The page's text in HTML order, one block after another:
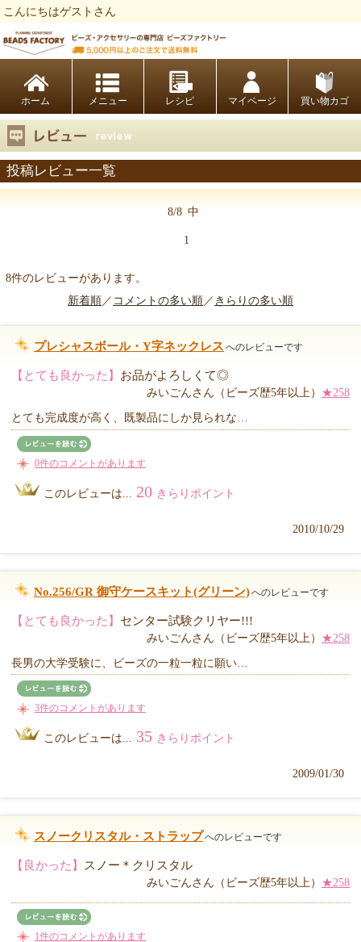
こんにちはゲストさん
ホーム レシピ マイページ 買い物カゴ
投稿レビュー一覧
8/8 中
1
8件のレビューがあります。
新着順／ コメントの多い順／ きらりの多い順
プレシャスボール・Y字ネックレス へのレビューです
【とても良かった】 お品がよろしくて◎
みいごんさん（ビーズ歴5年以上） ★258
とても完成度が高く、既製品にしか見られな…
0件のコメントがあります
このレビューは... 20 きらりポイント
2010/10/29
No.256/GR 御守ケースキット(グリーン)へのレビューです
【とても良かった】 センター試験クリヤー!!!
みいごんさん（ビーズ歴5年以上） ★258
長男の大学受験に、ビーズの一粒一粒に願い…
3件のコメントがあります
このレビューは... 35 きらりポイント
2009/01/30
スノークリスタル・ストラップへのレビューです
【良かった】 スノー＊クリスタル
みいごんさん（ビーズ歴5年以上） ★258
1件のコメントがあります